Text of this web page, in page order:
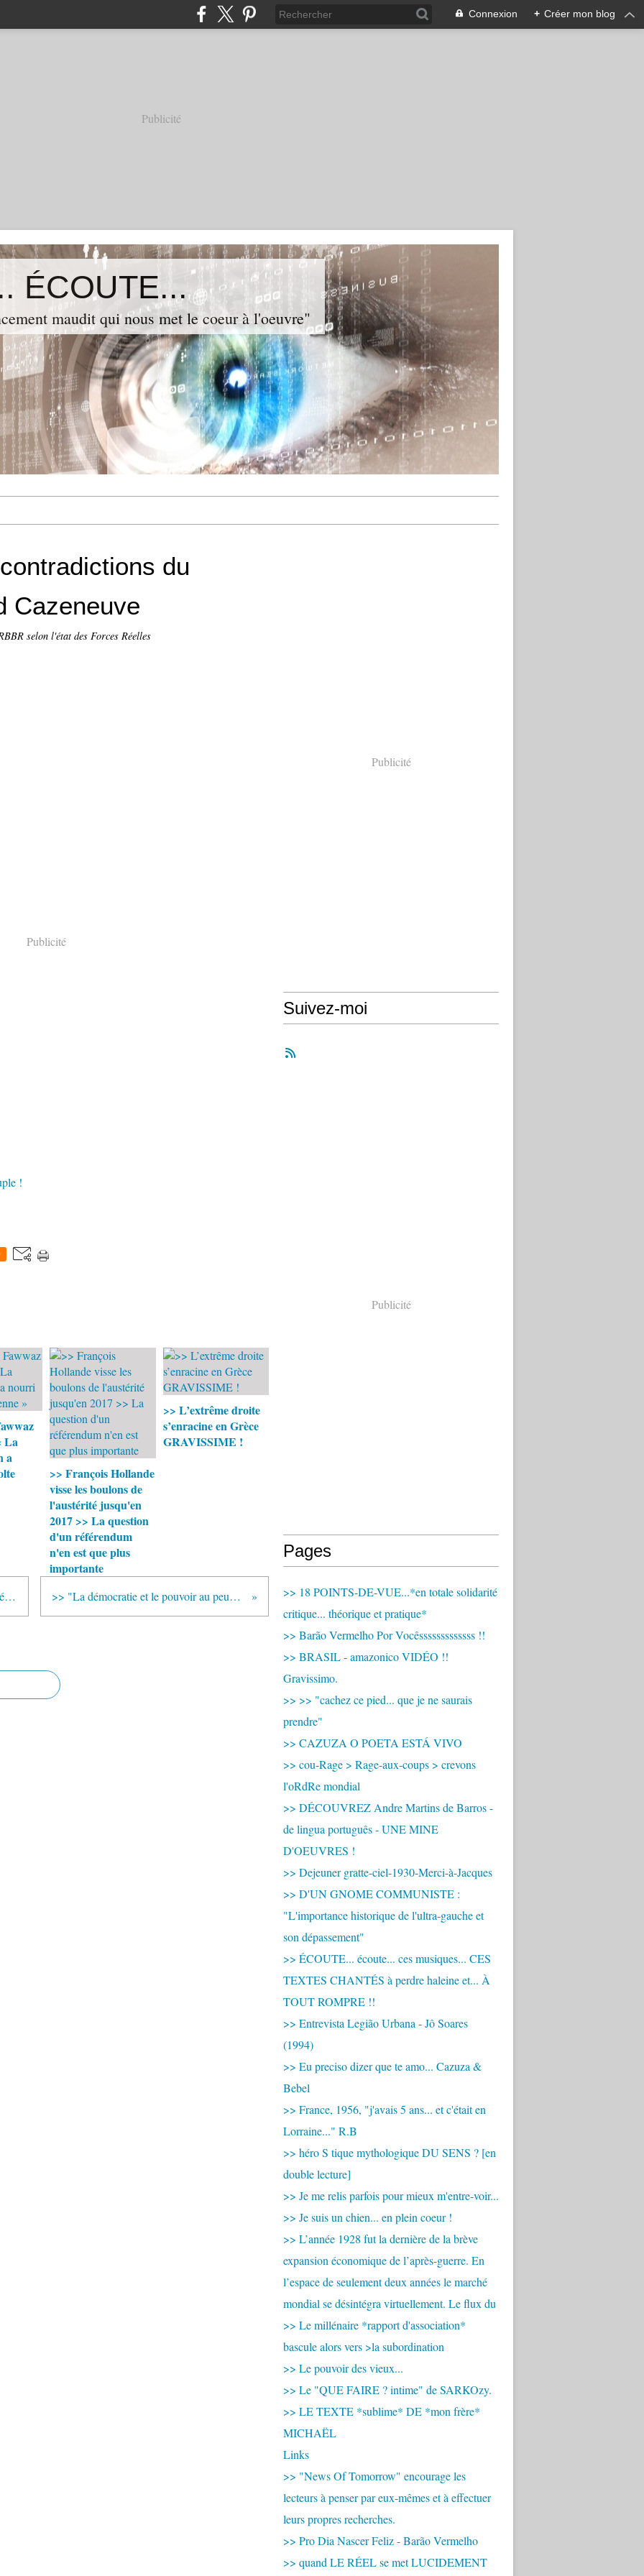
Connexion + Créer mon blog
Publicité
ÉCOUTE...
maudit qui nous met le coeur à l'oeuvre"
du
Cazeneuve
selon l'état des Forces Réelles
Publicité
!
La
a
>> François Hollande
visse les boulons de
l'austérité jusqu'en
2017 >> La question
d'un référendum
n'en est que plus
importante
>> L’extrême droite
s’enracine en Grèce
GRAVISSIME !
>> Nations Unies : discours du président Mahmoud Ahmadinejad >> "La démocratie et le pouvoir au peuple, c'est maintenant !" (diaporama)
Publicité
Suivez-moi
Publicité
Pages
>> 18 POINTS-DE-VUE...*en totale solidarité
critique... théorique et pratique*
>> Barão Vermelho Por Vocêsssssssssssss !!
>> BRASIL - amazonico VIDÉO !!
Gravissimo.
>> >> "cachez ce pied... que je ne saurais
prendre"
>> CAZUZA O POETA ESTÁ VIVO
>> cou-Rage > Rage-aux-coups > crevons
l'oRdRe mondial
>> DÉCOUVREZ Andre Martins de Barros -
de lingua português - UNE MINE
D'OEUVRES !
>> Dejeuner gratte-ciel-1930-Merci-à-Jacques
>> D'UN GNOME COMMUNISTE :
"L'importance historique de l'ultra-gauche et
son dépassement"
>> ÉCOUTE... écoute... ces musiques... CES
TEXTES CHANTÉS à perdre haleine et... À
TOUT ROMPRE !!
>> Entrevista Legião Urbana - Jô Soares
(1994)
>> Eu preciso dizer que te amo... Cazuza &
Bebel
>> France, 1956, "j'avais 5 ans... et c'était en
Lorraine..." R.B
>> héro S tique mythologique DU SENS ? [en
double lecture]
>> Je me relis parfois pour mieux m'entre-voir...
>> Je suis un chien... en plein coeur !
>> L’année 1928 fut la dernière de la brève
expansion économique de l’après-guerre. En
l’espace de seulement deux années le marché
mondial se désintégra virtuellement. Le flux du
>> Le millénaire *rapport d'association*
bascule alors vers >la subordination
>> Le pouvoir des vieux...
>> Le "QUE FAIRE ? intime" de SARKOzy.
>> LE TEXTE *sublime* DE *mon frère*
MICHAËL
Links
>> "News Of Tomorrow" encourage les
lecteurs à penser par eux-mêmes et à effectuer
leurs propres recherches.
>> Pro Dia Nascer Feliz - Barão Vermelho
>> quand LE RÉEL se met LUCIDEMENT